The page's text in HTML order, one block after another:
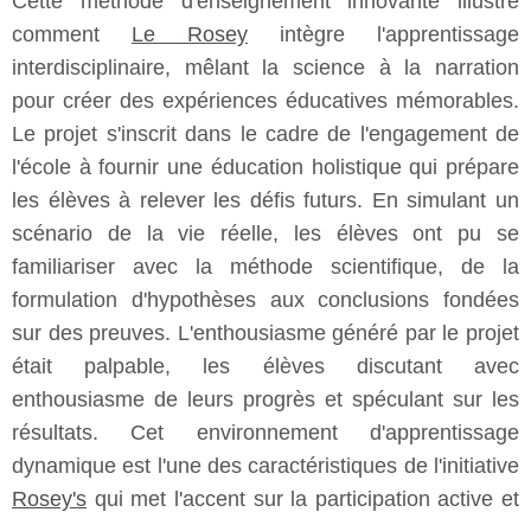
comment Le Rosey intègre l'apprentissage
interdisciplinaire, mêlant la science à la narration
pour créer des expériences éducatives mémorables.
Le projet s'inscrit dans le cadre de l'engagement de
l'école à fournir une éducation holistique qui prépare
les élèves à relever les défis futurs. En simulant un
scénario de la vie réelle, les élèves ont pu se
familiariser avec la méthode scientifique, de la
formulation d'hypothèses aux conclusions fondées
sur des preuves. L'enthousiasme généré par le projet
était palpable, les élèves discutant avec
enthousiasme de leurs progrès et spéculant sur les
résultats. Cet environnement d'apprentissage
dynamique est l'une des caractéristiques de l'initiative
Rosey's qui met l'accent sur la participation active et